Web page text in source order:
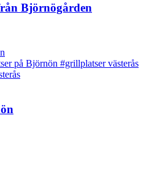
Björnögården
på Björnön #grillplatser västerås